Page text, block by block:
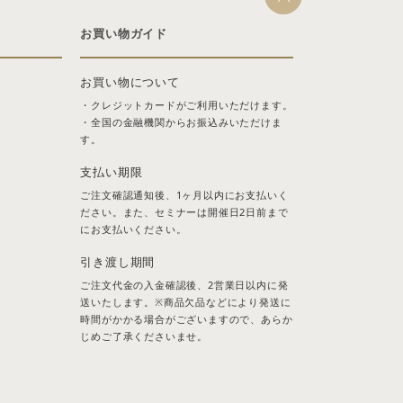
お買い物ガイド
お買い物について
・クレジットカードがご利用いただけます。
・全国の金融機関からお振込みいただけま
す。
支払い期限
ご注文確認通知後、1ヶ月以内にお支払いく
ださい。また、セミナーは開催日2日前まで
にお支払いください。
引き渡し期間
ご注文代金の入金確認後、2営業日以内に発
送いたします。※商品欠品などにより発送に
時間がかかる場合がございますので、あらか
じめご了承くださいませ。